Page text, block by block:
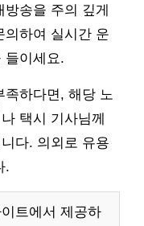
송을 주의 깊게
의하여 실시간 운
들이세요.
족하다면, 해당 노
택시 기사님께
다. 의외로 유용
.
트에서 제공하